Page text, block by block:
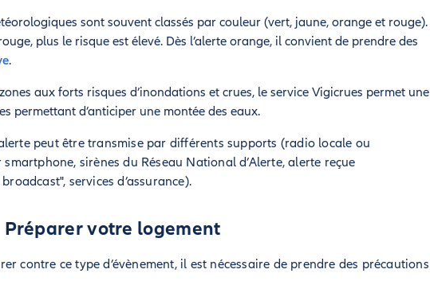
sont souvent classés par couleur (vert, jaune, orange et rouge).
plus le risque est élevé. Dès l’alerte orange, il convient de prendre des
.
aux forts risques d’inondations et crues, le service Vigicrues permet une
permettant d’anticiper une montée des eaux.
peut être transmise par différents supports (radio locale ou
sirènes du Réseau National d’Alerte, alerte reçue
services d’assurance).
Préparer votre logement
contre ce type d’évènement, il est nécessaire de prendre des précautions